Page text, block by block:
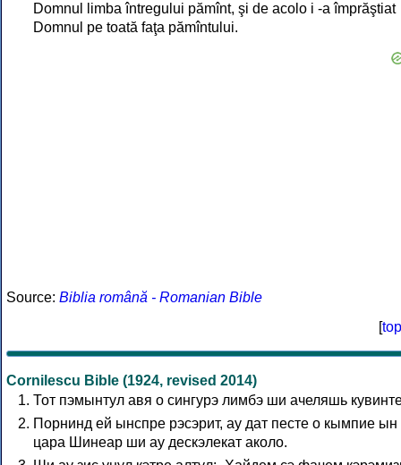
Domnul limba întregului pămînt, şi de acolo i -a împrăştiat
Domnul pe toată faţa pămîntului.
Source: Biblia română - Romanian Bible
[top
Cornilescu Bible (1924, revised 2014)
Тот пэмынтул авя о сингурэ лимбэ ши ачеляшь
Порнинд ей ынспре рэсэрит, ау дат песте о кымпие ын
цара Шинеар ши ау дескэлекат аколо.